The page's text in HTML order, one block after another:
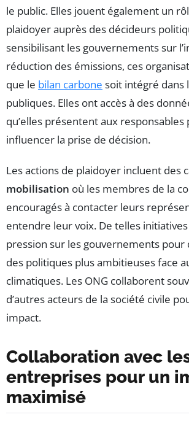
le public. Elles jouent également un
plaidoyer auprès des décideurs
sensibilisant les gouvernements sur
réduction des émissions, ces
que le bilan carbone soit intégré dans
publiques. Elles ont accès à des
qu’elles présentent aux
influencer la prise de décision.
Les actions de plaidoyer incluent des
mobilisation où les membres de la
encouragés à contacter leurs
entendre leur voix. De telles
pression sur les gouvernements pour
des politiques plus ambitieuses face
climatiques. Les ONG collaborent
d’autres acteurs de la société civile
impact.
Collaboration avec
entreprises pour un
maximisé